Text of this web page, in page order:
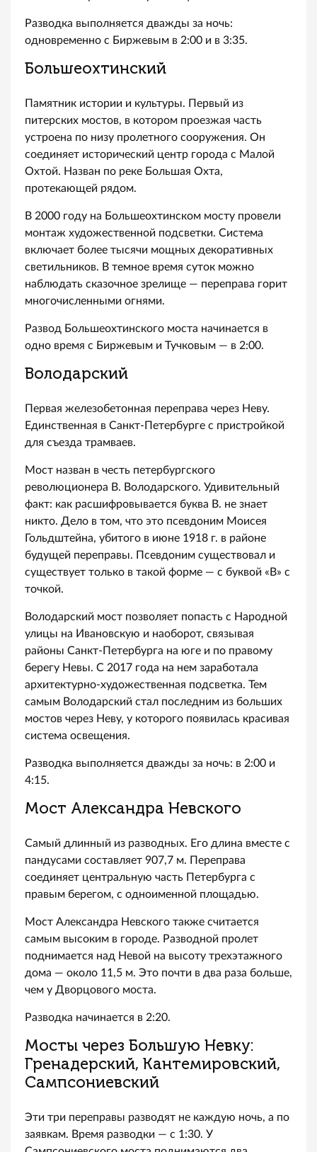
Разводка выполняется дважды за ночь:
одновременно с Биржевым в 2:00 и в 3:35.
Большеохтинский
Памятник истории и культуры. Первый из
питерских мостов, в котором проезжая часть
устроена по низу пролетного сооружения. Он
соединяет исторический центр города с Малой
Охтой. Назван по реке Большая Охта,
протекающей рядом.
В 2000 году на Большеохтинском мосту провели
монтаж художественной подсветки. Система
включает более тысячи мощных декоративных
светильников. В темное время суток можно
наблюдать сказочное зрелище — переправа горит
многочисленными огнями.
Развод Большеохтинского моста начинается в
одно время с Биржевым и Тучковым — в 2:00.
Володарский
Первая железобетонная переправа через Неву.
Единственная в Санкт-Петербурге с пристройкой
для съезда трамваев.
Мост назван в честь петербургского
революционера В. Володарского. Удивительный
факт: как расшифровывается буква В. не знает
никто. Дело в том, что это псевдоним Моисея
Гольдштейна, убитого в июне 1918 г. в районе
будущей переправы. Псевдоним существовал и
существует только в такой форме — с буквой «В» с
точкой.
Володарский мост позволяет попасть с Народной
улицы на Ивановскую и наоборот, связывая
районы Санкт-Петербурга на юге и по правому
берегу Невы. С 2017 года на нем заработала
архитектурно-художественная подсветка. Тем
самым Володарский стал последним из больших
мостов через Неву, у которого появилась красивая
система освещения.
Разводка выполняется дважды за ночь: в 2:00 и
4:15.
Мост Александра Невского
Самый длинный из разводных. Его длина вместе с
пандусами составляет 907,7 м. Переправа
соединяет центральную часть Петербурга с
правым берегом, с одноименной площадью.
Мост Александра Невского также считается
самым высоким в городе. Разводной пролет
поднимается над Невой на высоту трехэтажного
дома — около 11,5 м. Это почти в два раза больше,
чем у Дворцового моста.
Разводка начинается в 2:20.
Мосты через Большую Невку:
Гренадерский, Кантемировский,
Сампсониевский
Эти три переправы разводят не каждую ночь, а по
заявкам. Время разводки — с 1:30. У